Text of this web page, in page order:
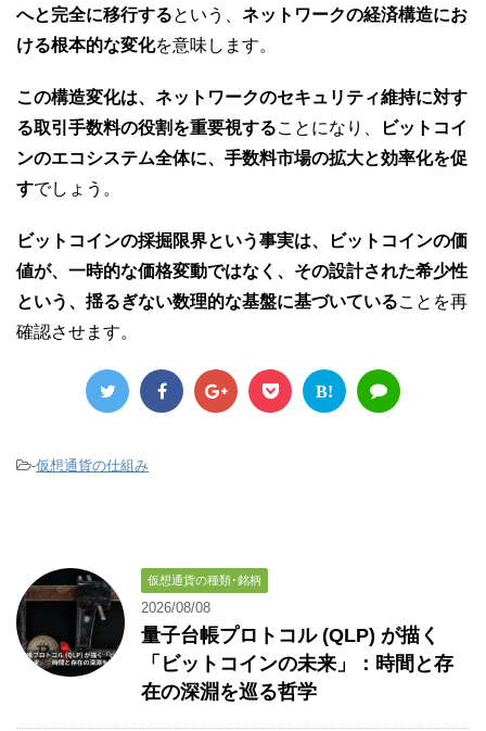
へと完全に移行するという、 ネットワークの経済構造にお
ける根本的な変化を意味します。
この構造変化は、ネットワークのセキュリティ維持に対す
る取引手数料の役割を重要視することになり、
ビットコイ
ンのエコシステム全体に、手数料市場の拡大と効率化を促
すでしょう。
ビットコインの採掘限界という事実は、ビットコインの価
値が、一時的な価格変動ではなく、その設計された希少性
という、揺るぎない数理的な基盤に基づいていることを再
確認させます。
B!
-仮想通貨の仕組み
仮想通貨の種類･銘柄
2026/08/08
量子台帳プロトコル (QLP) が描く
「ビットコインの未来」：時間と存
在の深淵を巡る哲学